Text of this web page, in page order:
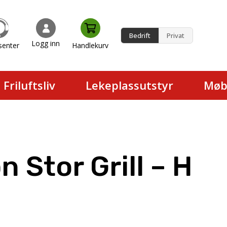
Logg inn Handlekurv
Bedrift Privat
Friluftsliv Lekeplassutstyr
Stor Grill – H